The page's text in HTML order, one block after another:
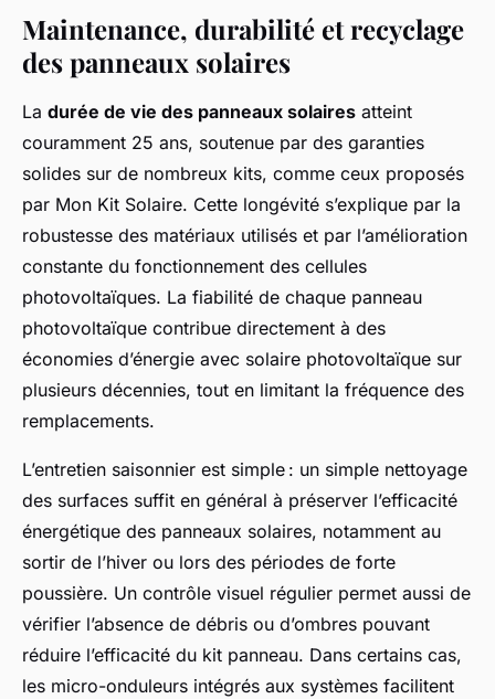
Maintenance, durabilité et recyclage
des panneaux solaires
La durée de vie des panneaux solaires atteint
couramment 25 ans, soutenue par des garanties
solides sur de nombreux kits, comme ceux proposés
par Mon Kit Solaire. Cette longévité s’explique par la
robustesse des matériaux utilisés et par l’amélioration
constante du fonctionnement des cellules
photovoltaïques. La fiabilité de chaque panneau
photovoltaïque contribue directement à des
économies d’énergie avec solaire photovoltaïque sur
plusieurs décennies, tout en limitant la fréquence des
remplacements.
L’entretien saisonnier est simple : un simple nettoyage
des surfaces suffit en général à préserver l’efficacité
énergétique des panneaux solaires, notamment au
sortir de l’hiver ou lors des périodes de forte
poussière. Un contrôle visuel régulier permet aussi de
vérifier l’absence de débris ou d’ombres pouvant
réduire l’efficacité du kit panneau. Dans certains cas,
les micro-onduleurs intégrés aux systèmes facilitent